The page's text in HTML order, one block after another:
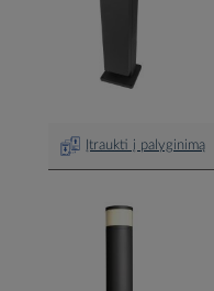
Įtraukti į palyginimą